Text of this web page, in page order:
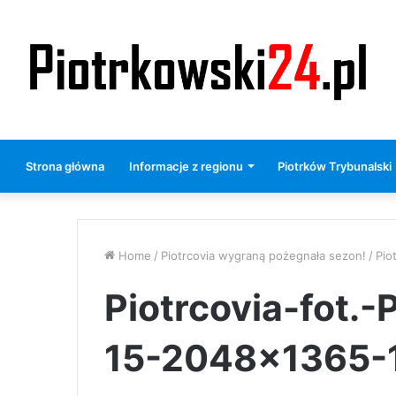
Strona główna Informacje z regionu Piotrków Trybunalski
Home / Piotrcovia wygraną pożegnała sezon! /
Piotrcovia-fot.-
15-2048×1365-